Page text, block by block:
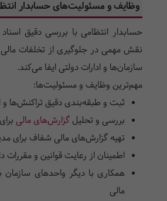
وظایف و مسئولیت‌های حسابدار
حسابدار انتظامی با بررسی دقیق
نقش مهمی در جلوگیری از تخلفات
سازمان‌ها و ادارات دولتی ایفا می‌کند.
مهم‌ترین وظایف و مسئولیت‌ها:
ثبت و طبقه‌بندی دقیق تراکنش‌ها و
بررسی و تحلیلگزارش‌های مالی
تهیه گزارش‌های مالی شفاف برای
اطمینان از رعایت قوانین و مقررات
همکاری با دیگر واحدهای سازمان
مالی